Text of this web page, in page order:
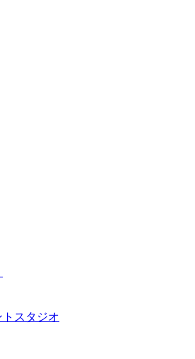
スタジオ